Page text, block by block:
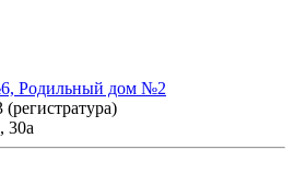
Родильный дом №2
30а